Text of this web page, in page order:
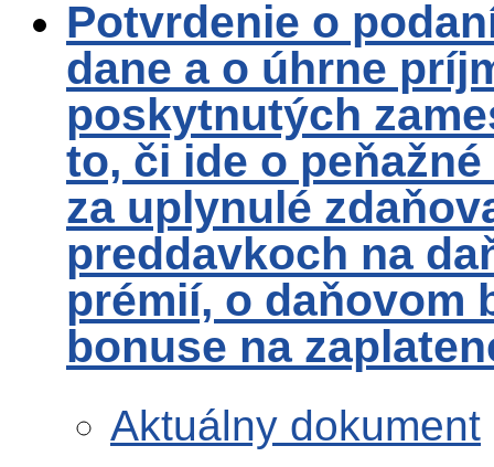
Potvrdenie o
dane a o úhrne
poskytnutých
to, či ide o
za uplynulé
preddavkoch na
prémií, o daňovom
bonuse na
Aktuálny dokument